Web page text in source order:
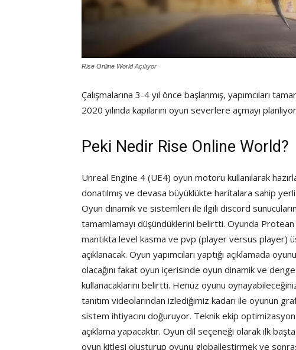
Rise Online World Açılıyor
Çalışmalarına 3-4 yıl önce başlanmış, yapımcıları
2020 yılında kapılarını oyun severlere açmayı
Peki Nedir Rise Online World?
Unreal Engine 4 (UE4) oyun motoru kullanılarak
donatılmış ve devasa büyüklükte haritalara sahip
Oyun dinamik ve sistemleri ile ilgili discord
tamamlamayı düşündüklerini belirtti. Oyunda
mantıkta level kasma ve pvp (player versus player)
açıklanacak. Oyun yapımcıları yaptığı açıklamada
olacağını fakat oyun içerisinde oyun dinamik ve
kullanacaklarını belirtti. Henüz oyunu
tanıtım videolarından izlediğimiz kadarı ile oyunun
sistem ihtiyacını doğuruyor. Teknik ekip
açıklama yapacaktır. Oyun dil seçeneği olarak ilk
oyun kitlesi oluşturup oyunu globalleştirmek ve